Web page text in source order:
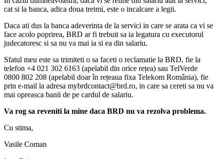
cat si la banca, adica doua treimi, este o incalcare a legii.
Daca ati dus la banca adeverinta de la servici in care se arata ca vi se
face acolo poprirea, BRD ar fi trebuit sa ia legatura cu executorul
judecatoresc si sa nu va mai ia si ea din salariu.
Sfatul meu este sa trimiteti o sa faceti o reclamatie la BRD, fie la
telefon +4 021 302 6163 (apelabil din orice rețea) sau TelVerde
0800 802 208 (apelabil doar în rețeaua fixa Telekom România), fie
prin e-mail la adresa mybrdcontact@brd.ro, in care sa cereti sa nu va
mai opreasca banii de pe cardul de salariu.
Va rog sa reveniti la mine daca BRD nu va rezolva problema.
Cu stima,
Vasile Coman